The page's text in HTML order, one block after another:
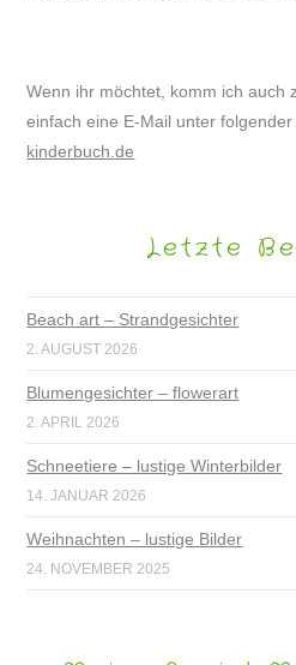
Wenn ihr möchtet, komm ich auch
einfach eine E-Mail unter folgender
kinderbuch.de
Letzte
Beach art – Strandgesichter
2. AUGUST 2026
Blumengesichter – flowerart
2. APRIL 2026
Schneetiere – lustige Winterbilder
14. JANUAR 2026
Weihnachten – lustige Bilder
24. NOVEMBER 2025